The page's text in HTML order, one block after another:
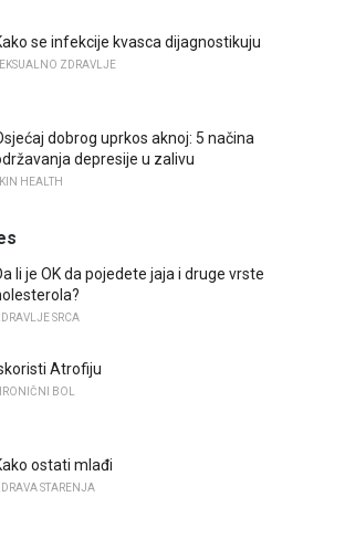
se infekcije kvasca dijagnostikuju
ZDRAVLJE
dobrog uprkos aknoj: 5 načina
depresije u zalivu
HEALTH
li je OK da pojedete jaja i druge vrste
SRCA
Atrofiju
BOL
ostati mlađi
STARENJA